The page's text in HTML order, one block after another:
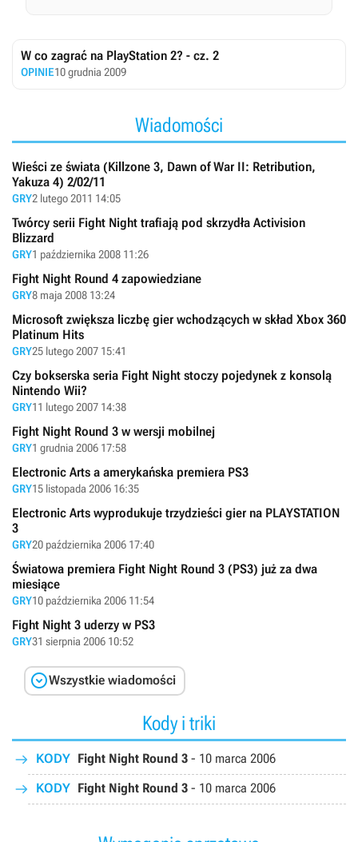
W co zagrać na PlayStation 2? - cz. 2
OPINIE10 grudnia 2009
Wiadomości
Wieści ze świata (Killzone 3, Dawn of War II: Retribution,
Yakuza 4) 2/02/11
GRY2 lutego 2011 14:05
Twórcy serii Fight Night trafiają pod skrzydła Activision
Blizzard
GRY1 października 2008 11:26
Fight Night Round 4 zapowiedziane
GRY8 maja 2008 13:24
Microsoft zwiększa liczbę gier wchodzących w skład Xbox 360
Platinum Hits
GRY25 lutego 2007 15:41
Czy bokserska seria Fight Night stoczy pojedynek z konsolą
Nintendo Wii?
GRY11 lutego 2007 14:38
Fight Night Round 3 w wersji mobilnej
GRY1 grudnia 2006 17:58
Electronic Arts a amerykańska premiera PS3
GRY15 listopada 2006 16:35
Electronic Arts wyprodukuje trzydzieści gier na PLAYSTATION
3
GRY20 października 2006 17:40
Światowa premiera Fight Night Round 3 (PS3) już za dwa
miesiące
GRY10 października 2006 11:54
Fight Night 3 uderzy w PS3
GRY31 sierpnia 2006 10:52
Wszystkie wiadomości
Kody i triki
KODY Fight Night Round 3 - 10 marca 2006
KODY Fight Night Round 3 - 10 marca 2006